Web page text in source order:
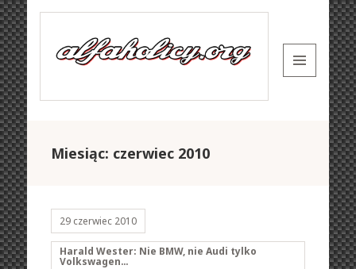
WIDGETS
Miesiąc: czerwiec 2010
29 czerwiec 2010
Harald Wester: Nie BMW, nie Audi tylko
Volkswagen…